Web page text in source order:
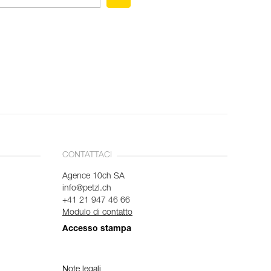
CONTATTACI
Agence 10ch SA
info@petzl.ch
+41 21 947 46 66
Modulo di contatto
Accesso stampa